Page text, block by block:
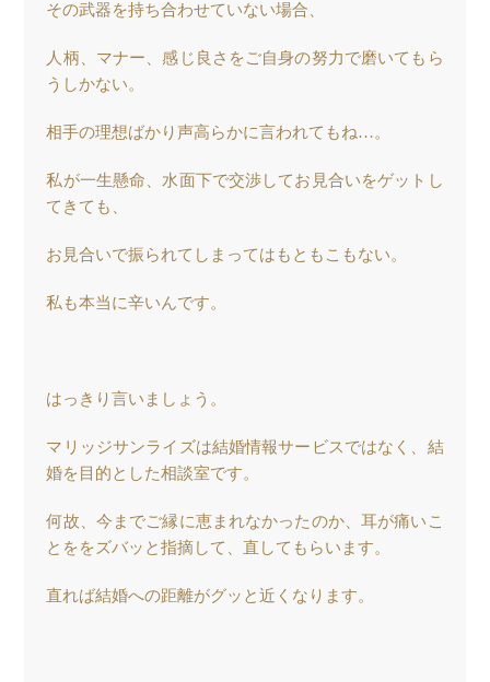
その武器を持ち合わせていない場合、
人柄、マナー、感じ良さをご自身の努力で磨いてもら
うしかない。
相手の理想ばかり声高らかに言われてもね…。
私が一生懸命、水面下で交渉してお見合いをゲットし
てきても、
お見合いで振られてしまってはもともこもない。
私も本当に辛いんです。
はっきり言いましょう。
マリッジサンライズは結婚情報サービスではなく、結
婚を目的とした相談室です。
何故、今までご縁に恵まれなかったのか、耳が痛いこ
とををズバッと指摘して、直してもらいます。
直れば結婚への距離がグッと近くなります。